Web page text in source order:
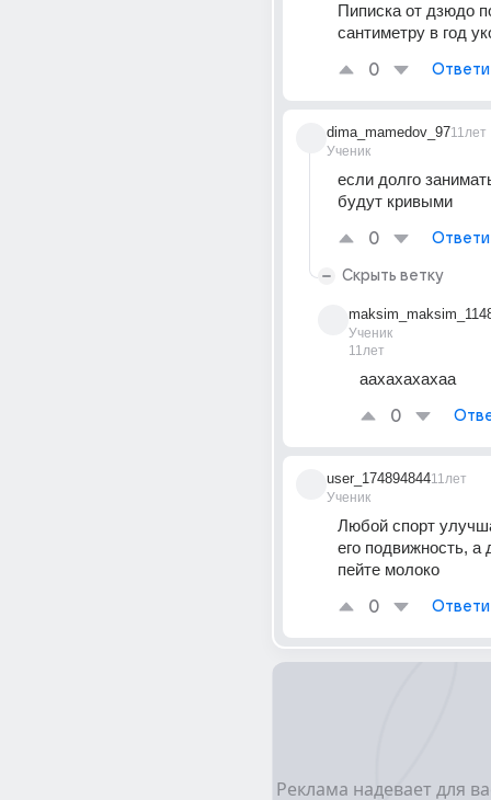
Пиписка от дзюдо
сантиметру в год
0
dima_mamedov_97
Ученик
11лет
если долго
будут кривыми
0
Скрыть ветку
Ученик
11лет
аахахахахаа
0
user_174894844
Ученик
11лет
Любой спорт
его подвижность, а
пейте молоко
0